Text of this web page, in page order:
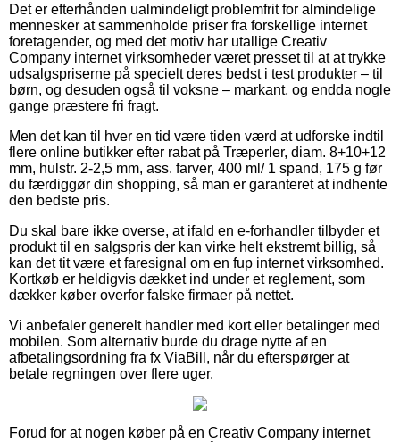
Det er efterhånden ualmindeligt problemfrit for almindelige
mennesker at sammenholde priser fra forskellige internet
foretagender, og med det motiv har utallige Creativ
Company internet virksomheder været presset til at at trykke
udsalgspriserne på specielt deres bedst i test produkter – til
børn, og desuden også til voksne – markant, og endda nogle
gange præstere fri fragt.
Men det kan til hver en tid være tiden værd at udforske indtil
flere online butikker efter rabat på Træperler, diam. 8+10+12
mm, hulstr. 2-2,5 mm, ass. farver, 400 ml/ 1 spand, 175 g før
du færdiggør din shopping, så man er garanteret at indhente
den bedste pris.
Du skal bare ikke overse, at ifald en e-forhandler tilbyder et
produkt til en salgspris der kan virke helt ekstremt billig, så
kan det tit være et faresignal om en fup internet virksomhed.
Kortkøb er heldigvis dækket ind under et reglement, som
dækker køber overfor falske firmaer på nettet.
Vi anbefaler generelt handler med kort eller betalinger med
mobilen. Som alternativ burde du drage nytte af en
afbetalingsordning fra fx ViaBill, når du efterspørger at
betale regningen over flere uger.
Forud for at nogen køber på en Creativ Company internet